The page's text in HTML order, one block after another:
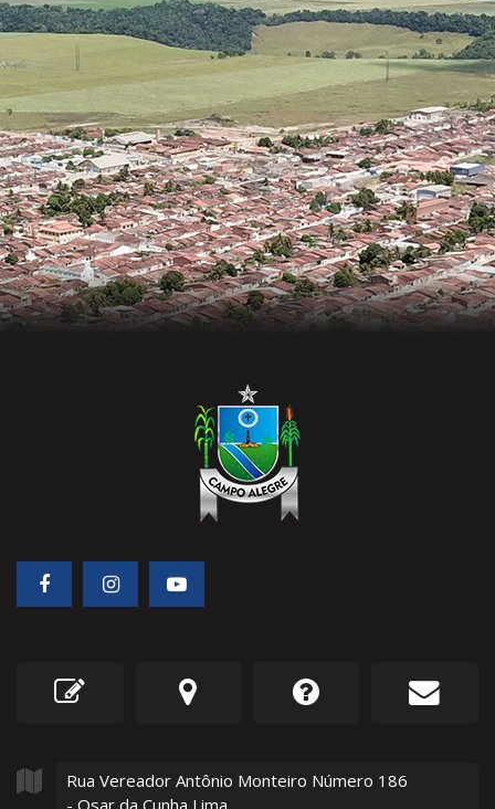
Rua Vereador Antônio Monteiro Número 186